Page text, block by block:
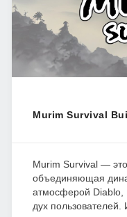
Murim Survival
Murim Survival —
объединяющая
атмосферой Diablo,
дух